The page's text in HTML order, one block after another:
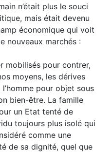
n’était plus le souci
mais était devenu
économique qui voit
nouveaux marchés :
mobilisés pour contrer,
moyens, les dérives
pour objet sous
bien-être. La famille
un Etat tenté de
toujours plus isolé qui
comme une
de sa dignité, quel que